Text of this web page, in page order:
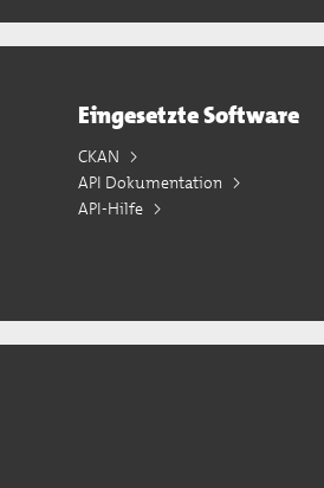
Eingesetzte Software
CKAN
API Dokumentation
API-Hilfe